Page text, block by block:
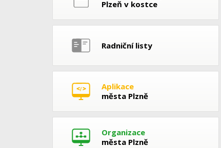
Plzeň v kostce
Radniční listy
Aplikace
města Plzně
Organizace
města Plzně